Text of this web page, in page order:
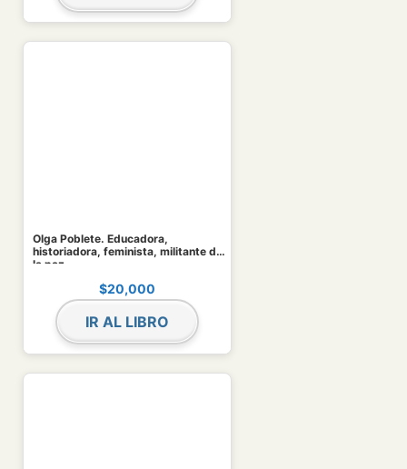
Olga Poblete. Educadora,
historiadora, feminista, militante de
la paz
$20,000
IR AL LIBRO